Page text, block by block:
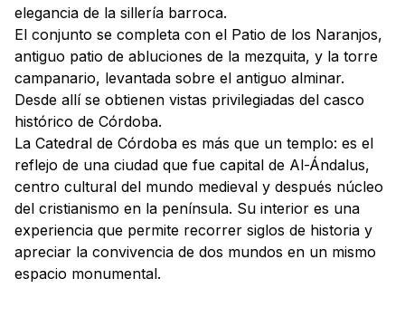
elegancia de la sillería barroca.
El conjunto se completa con el Patio de los Naranjos,
antiguo patio de abluciones de la mezquita, y la torre
campanario, levantada sobre el antiguo alminar.
Desde allí se obtienen vistas privilegiadas del casco
histórico de Córdoba.
La Catedral de Córdoba es más que un templo: es el
reflejo de una ciudad que fue capital de Al-Ándalus,
centro cultural del mundo medieval y después núcleo
del cristianismo en la península. Su interior es una
experiencia que permite recorrer siglos de historia y
apreciar la convivencia de dos mundos en un mismo
espacio monumental.